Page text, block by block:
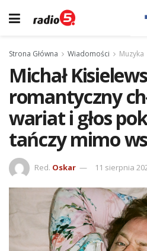
Strona Główna Wiadomości Muzyka
Michał
romantyczny
wariat i głos
tańczy mimo
Red. Oskar 11 sierpnia